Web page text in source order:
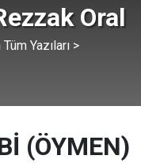
Oral
Tüm Yazıları >
(ÖYMEN)